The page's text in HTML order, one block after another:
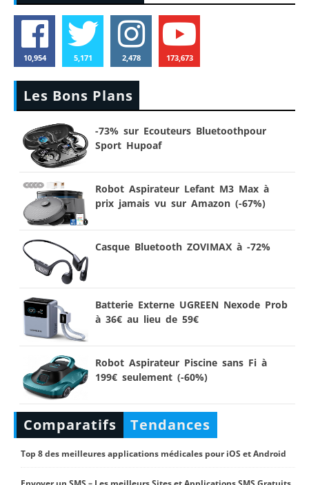
10,954 5,171 2,478 173,673
Les Bons Plans
-73% sur Ecouteurs Bluetoothpour
Sport Hupoaf
Robot Aspirateur Lefant M3 Max à
prix jamais vu sur Amazon (-67%)
Casque Bluetooth ZOVIMAX à -72%
Batterie Externe UGREEN Nexode Prob
à 36€ au lieu de 59€
Robot Aspirateur Piscine sans Fi à
199€ seulement (-60%)
Comparatifs Tendances
Top 8 des meilleures applications médicales pour iOS et Android